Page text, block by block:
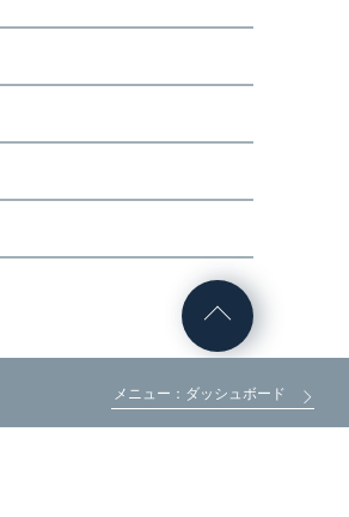
メニュー：ダッシュボード